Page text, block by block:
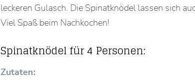
leckeren Gulasch. Die Spinatknödel lassen sich
Viel Spaß beim Nachkochen!
Spinatknödel für 4 Personen:
Zutaten: